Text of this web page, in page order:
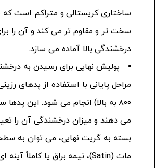
ساختاری کریستالی و متراکم است
سخت تر و مقاوم تر می کند و آن را
درخشندگی بالا آماده می سازد.
پولیش نهایی برای رسیدن به
مراحل پایانی با استفاده از پدهای
۸۰۰ به بالا) انجام می شود. این
می دهند و میزان درخشندگی آن را
بسته به گریت نهایی، می توان به
مات (Satin)، نیمه براق یا کاملاً آینه ای دست یافت.